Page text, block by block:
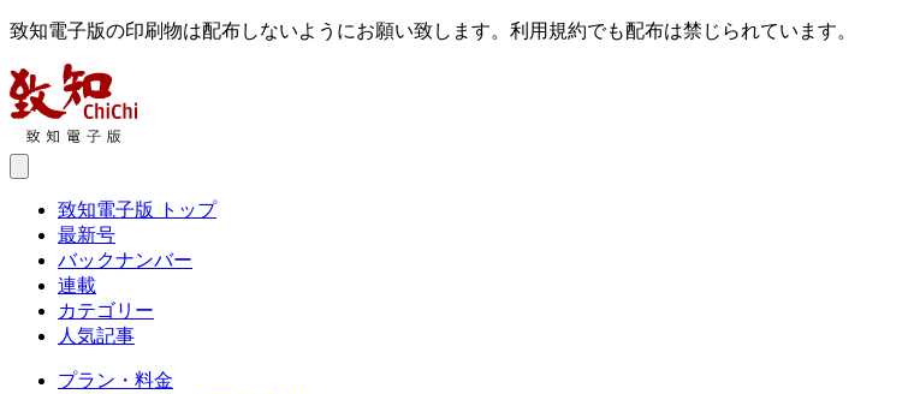
致知電子版の印刷物は配布しないようにお願い致します。利用規約でも配布は禁じられています。
致知電子版 トップ
最新号
バックナンバー
連載
カテゴリー
人気記事
プラン・料金